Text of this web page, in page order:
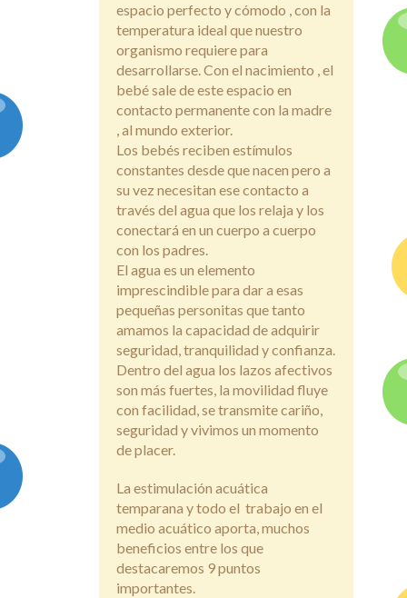
espacio perfecto y cómodo , con la
temperatura ideal que nuestro
organismo requiere para
desarrollarse. Con el nacimiento , el
bebé sale de este espacio en
contacto permanente con la madre
, al mundo exterior.
Los bebés reciben estímulos
constantes desde que nacen pero a
su vez necesitan ese contacto a
través del agua que los relaja y los
conectará en un cuerpo a cuerpo
con los padres.
El agua es un elemento
imprescindible para dar a esas
pequeñas personitas que tanto
amamos la capacidad de adquirir
seguridad, tranquilidad y confianza.
Dentro del agua los lazos afectivos
son más fuertes, la movilidad fluye
con facilidad, se transmite cariño,
seguridad y vivimos un momento
de placer.
La estimulación acuática
temparana y todo el trabajo en el
medio acuático aporta, muchos
beneficios entre los que
destacaremos 9 puntos
importantes.